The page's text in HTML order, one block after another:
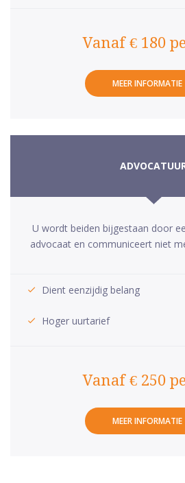
Vanaf € 180
MEER INFORMATIE
U wordt beiden bijgestaan door
advocaat en communiceert niet
Dient eenzijdig belang
Hoger uurtarief
Vanaf € 250
MEER INFORMATIE